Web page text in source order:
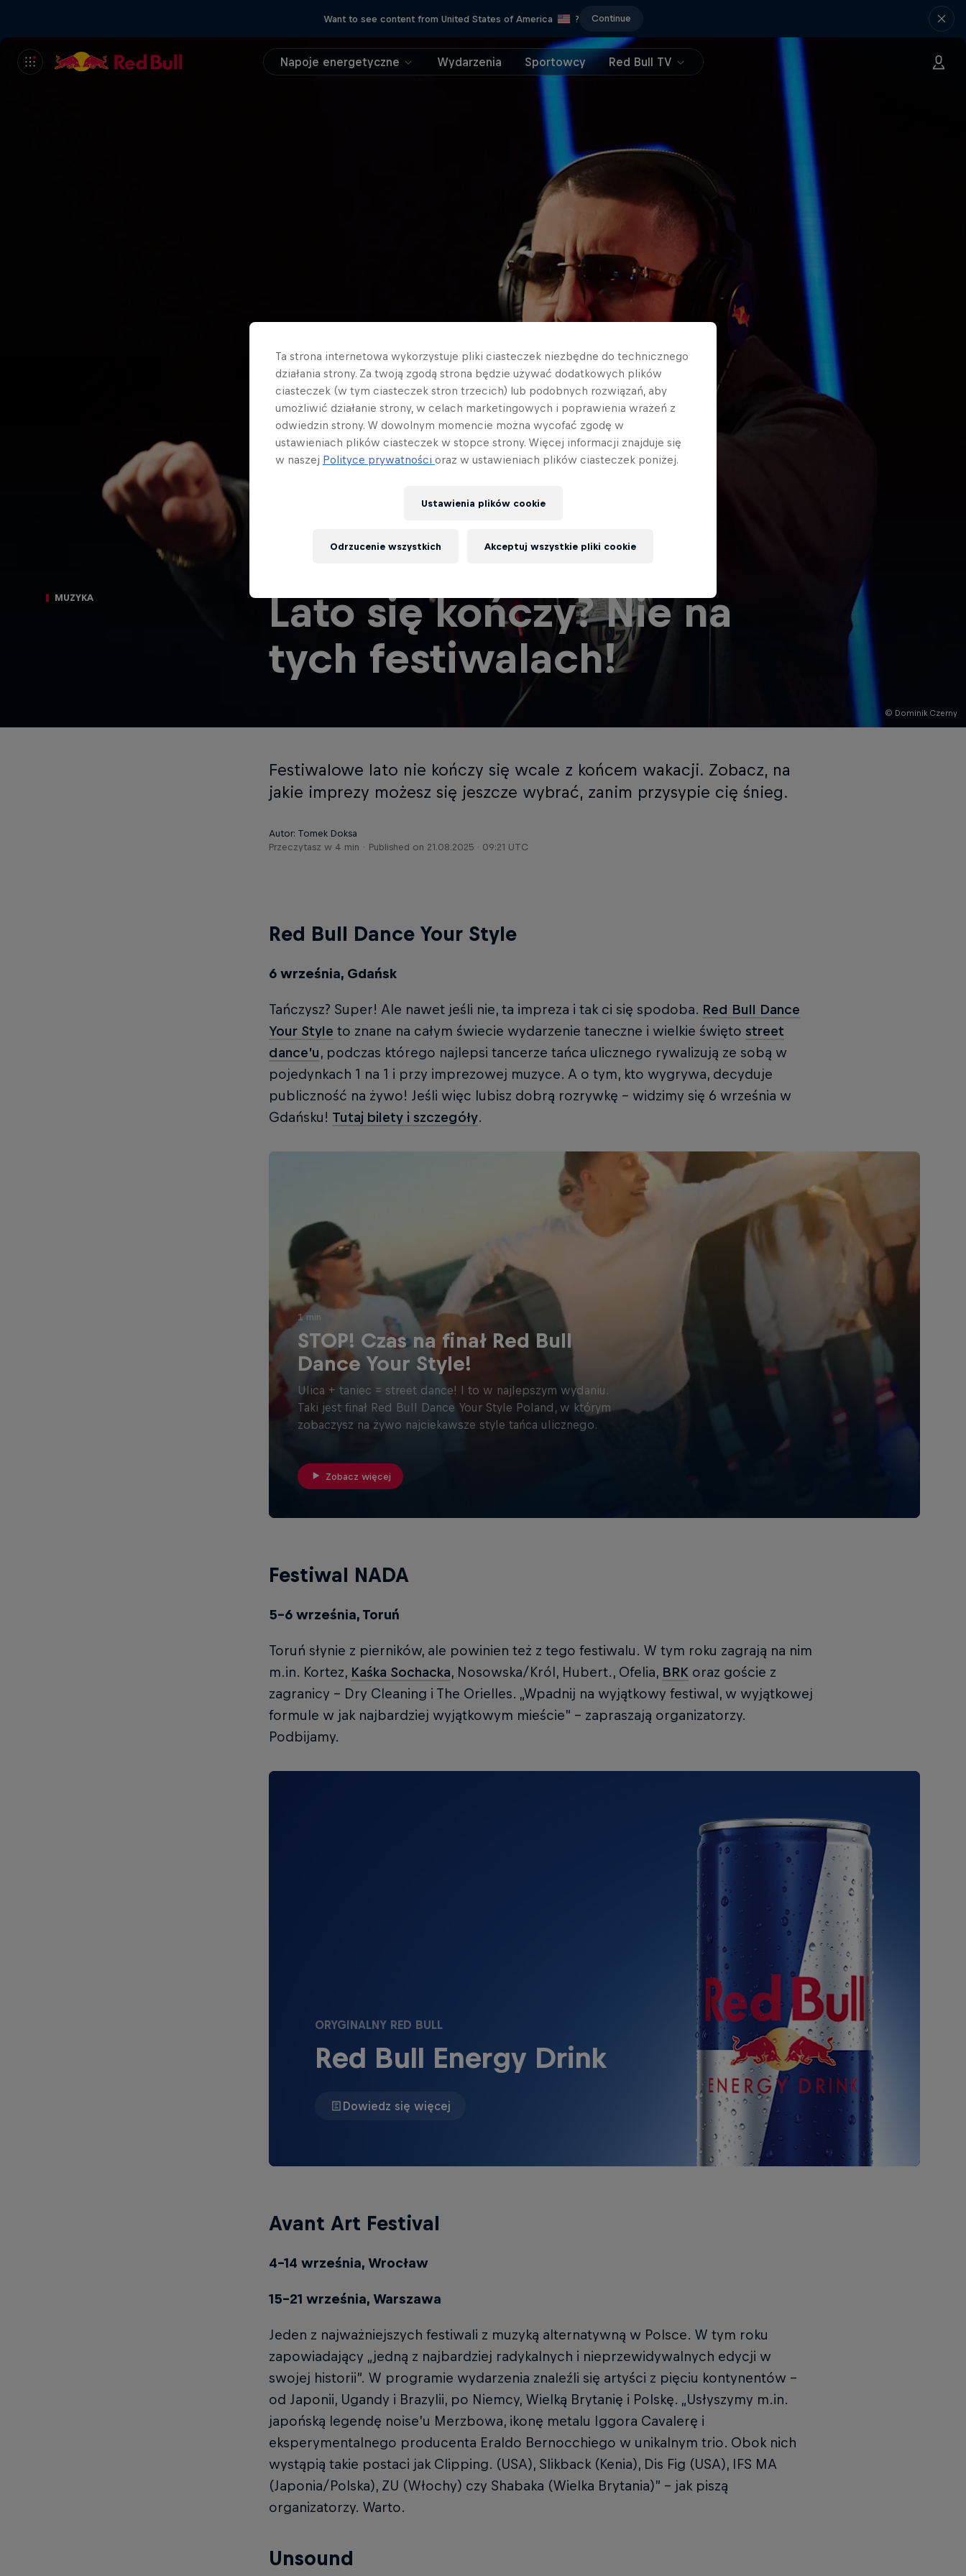
Want to see content from United States of America ? Continue
Napoje energetyczne Wydarzenia Sportowcy Red Bull TV
© Dominik Czerny
MUZYKA
Lato się kończy? Nie na
tych festiwalach!
Festiwalowe lato nie kończy się wcale z końcem wakacji. Zobacz, na
jakie imprezy możesz się jeszcze wybrać, zanim przysypie cię śnieg.
Autor: Tomek Doksa
Przeczytasz w 4 min
Published on 21.08.2025 · 09:21 UTC
Red Bull Dance Your Style
6 września, Gdańsk
Tańczysz? Super! Ale nawet jeśli nie, ta impreza i tak ci się spodoba. Red Bull Dance
Your Style to znane na całym świecie wydarzenie taneczne i wielkie święto street
dance’u, podczas którego najlepsi tancerze tańca ulicznego rywalizują ze sobą w
pojedynkach 1 na 1 i przy imprezowej muzyce. A o tym, kto wygrywa, decyduje
publiczność na żywo! Jeśli więc lubisz dobrą rozrywkę – widzimy się 6 września w
Gdańsku! Tutaj bilety i szczegóły.
1 min
STOP! Czas na finał Red Bull
Dance Your Style!
Ulica + taniec = street dance! I to w najlepszym wydaniu.
Taki jest finał Red Bull Dance Your Style Poland, w którym
zobaczysz na żywo najciekawsze style tańca ulicznego.
Zobacz więcej
Festiwal NADA
5-6 września, Toruń
Toruń słynie z pierników, ale powinien też z tego festiwalu. W tym roku zagrają na nim
m.in. Kortez, Kaśka Sochacka, Nosowska/Król, Hubert., Ofelia, BRK oraz goście z
zagranicy – Dry Cleaning i The Orielles. „Wpadnij na wyjątkowy festiwal, w wyjątkowej
formule w jak najbardziej wyjątkowym mieście” – zapraszają organizatorzy.
Podbijamy.
ORYGINALNY RED BULL
Red Bull Energy Drink
Dowiedz się więcej
Avant Art Festival
4-14 września, Wrocław
15-21 września, Warszawa
Jeden z najważniejszych festiwali z muzyką alternatywną w Polsce. W tym roku
zapowiadający „jedną z najbardziej radykalnych i nieprzewidywalnych edycji w
swojej historii”. W programie wydarzenia znaleźli się artyści z pięciu kontynentów –
od Japonii, Ugandy i Brazylii, po Niemcy, Wielką Brytanię i Polskę. „Usłyszymy m.in.
japońską legendę noise’u Merzbowa, ikonę metalu Iggora Cavalerę i
eksperymentalnego producenta Eraldo Bernocchiego w unikalnym trio. Obok nich
wystąpią takie postaci jak Clipping. (USA), Slikback (Kenia), Dis Fig (USA), IFS MA
(Japonia/Polska), ZU (Włochy) czy Shabaka (Wielka Brytania)” – jak piszą
organizatorzy. Warto.
Unsound
Ta strona internetowa wykorzystuje pliki ciasteczek niezbędne do technicznego
działania strony. Za twoją zgodą strona będzie używać dodatkowych plików
ciasteczek (w tym ciasteczek stron trzecich) lub podobnych rozwiązań, aby
umożliwić działanie strony, w celach marketingowych i poprawienia wrażeń z
odwiedzin strony. W dowolnym momencie można wycofać zgodę w
ustawieniach plików ciasteczek w stopce strony. Więcej informacji znajduje się
w naszej Polityce prywatności oraz w ustawieniach plików ciasteczek poniżej.
Ustawienia plików cookie
Odrzucenie wszystkich Akceptuj wszystkie pliki cookie